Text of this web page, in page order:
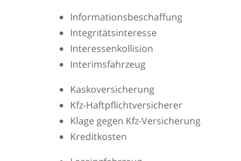
Informationsbeschaffung
Integritätsinteresse
Interessenkollision
Interimsfahrzeug
Kaskoversicherung
Kfz-Haftpflichtversicherer
Klage gegen Kfz-Versicherung
Kreditkosten